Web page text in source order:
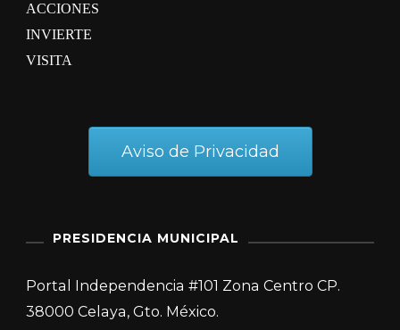
ACCIONES
INVIERTE
VISITA
Aviso de Privacidad
PRESIDENCIA MUNICIPAL
Portal Independencia #101 Zona Centro CP.
38000 Celaya, Gto. México.